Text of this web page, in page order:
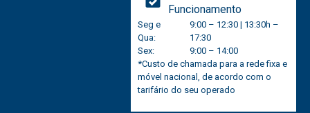
Funcionamento
Seg e
Qua:
Sex:
9:00 – 12:30 | 13:30h –
17:30
9:00 – 14:00
*Custo de chamada para a rede fixa e
móvel nacional, de acordo com o
tarifário do seu operado